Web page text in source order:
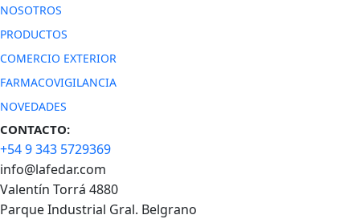
NOSOTROS
PRODUCTOS
COMERCIO EXTERIOR
FARMACOVIGILANCIA
NOVEDADES
CONTACTO:
+54 9 343 5729369
info@lafedar.com
Valentín Torrá 4880
Parque Industrial Gral. Belgrano